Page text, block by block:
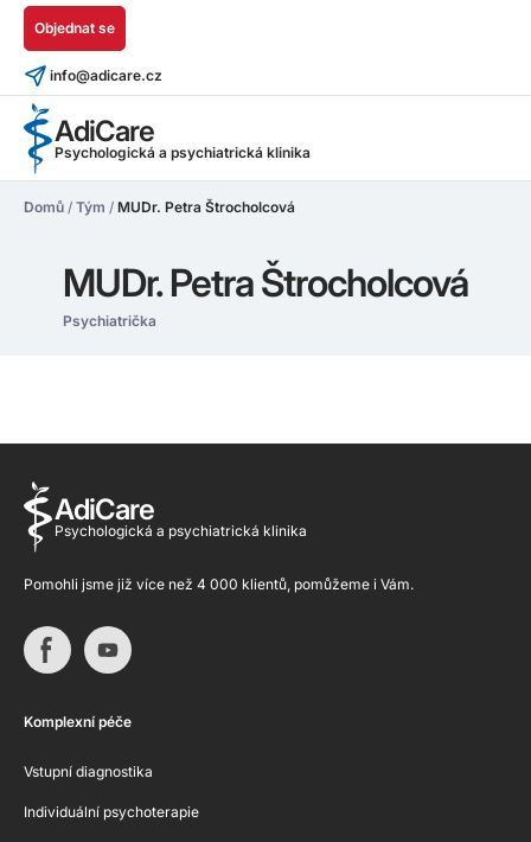
AdiCare
Psychologická a psychiatrická klinika
Objednat se
info@adicare.cz
Domů / Tým / MUDr. Petra Štrocholcová
MUDr. Petra Štrocholcová
Psychiatrička
AdiCare
Psychologická a psychiatrická klinika
Pomohli jsme již více než 4 000 klientů, pomůžeme i Vám.
Komplexní péče
Vstupní diagnostika
Individuální psychoterapie